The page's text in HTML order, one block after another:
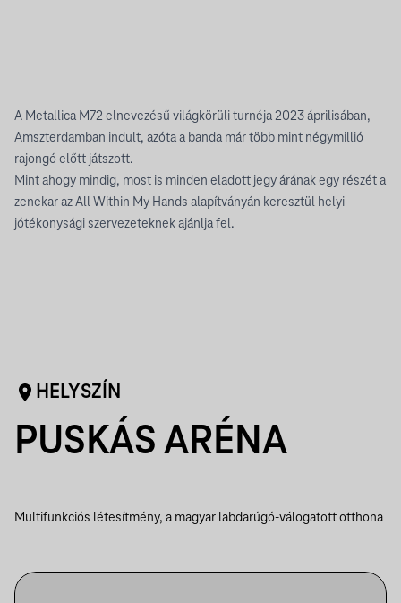
A Metallica M72 elnevezésű világkörüli turnéja 2023 áprilisában,
Amszterdamban indult, azóta a banda már több mint négymillió
rajongó előtt játszott.
Mint ahogy mindig, most is minden eladott jegy árának egy részét a
zenekar az All Within My Hands alapítványán keresztül helyi
jótékonysági szervezeteknek ajánlja fel.
HELYSZÍN
PUSKÁS ARÉNA
Multifunkciós létesítmény, a magyar labdarúgó-válogatott otthona